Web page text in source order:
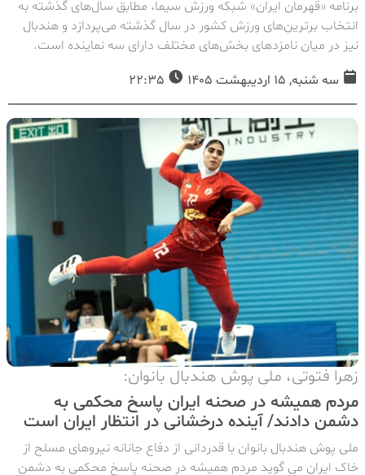
برنامه «قهرمان ایران» شبکه ورزش سیما، مطابق سال‌های گذشته به
انتخاب برترین‌های ورزش کشور در سال گذشته می‌پردازد و هندبال
نیز در میان نامزد‌های بخش‌های مختلف دارای سه نماینده است.
سه شنبه, 15 اردیبهشت 1405
زهرا فتوتی، ملی پوش هندبال بانوان:
مردم همیشه در صحنه ایران پاسخ محکمی به
دشمن دادند/ آینده درخشانی در انتظار ایران است
ملی پوش هندبال بانوان با قدردانی از دفاع جانانه نیروهای مسلح از
خاک ایران می گوید مردم همیشه در صحنه پاسخ محکمی به دشمن